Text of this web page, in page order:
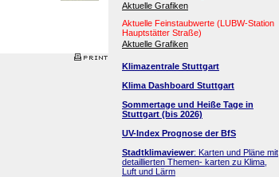
Aktuelle Grafiken
Aktuelle Feinstaubwerte (LUBW-Station
Hauptstätter Straße)
Aktuelle Grafiken
Klimazentrale Stuttgart
Klima Dashboard Stuttgart
Sommertage und Heiße Tage in
Stuttgart (bis 2026)
UV-Index Prognose der BfS
Stadtklimaviewer: Karten und Pläne mit
detaillierten Themen- karten zu Klima,
Luft und Lärm